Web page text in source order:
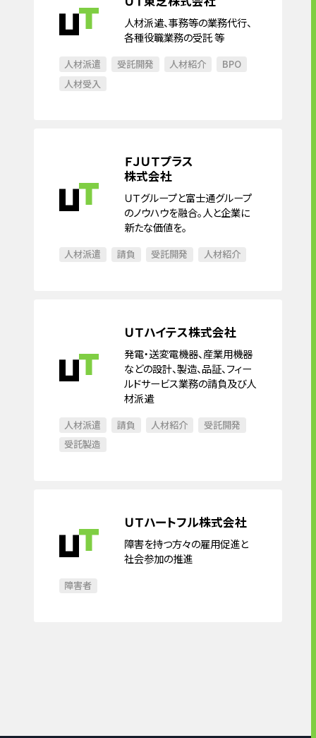
人材派遣、事務等の業務代行、
各種役職業務の受託 等
人材派遣 受託開発 人材紹介
BPO
人材受入
ＦＪＵＴプラス
株式会社
ＵＴグループと富士通グループ
のノウハウを融合。人と企業に
新たな価値を。
人材派遣 請負 受託開発 人材紹介
ＵＴハイテス株式会社
発電・送変電機器、産業用機器
などの設計、製造、品証、フィー
ルドサービス業務の請負及び人
材派遣
人材派遣 請負 人材紹介
受託開発
受託製造
ＵＴハートフル株式会社
障害を持つ方々の雇用促進と
社会参加の推進
障害者